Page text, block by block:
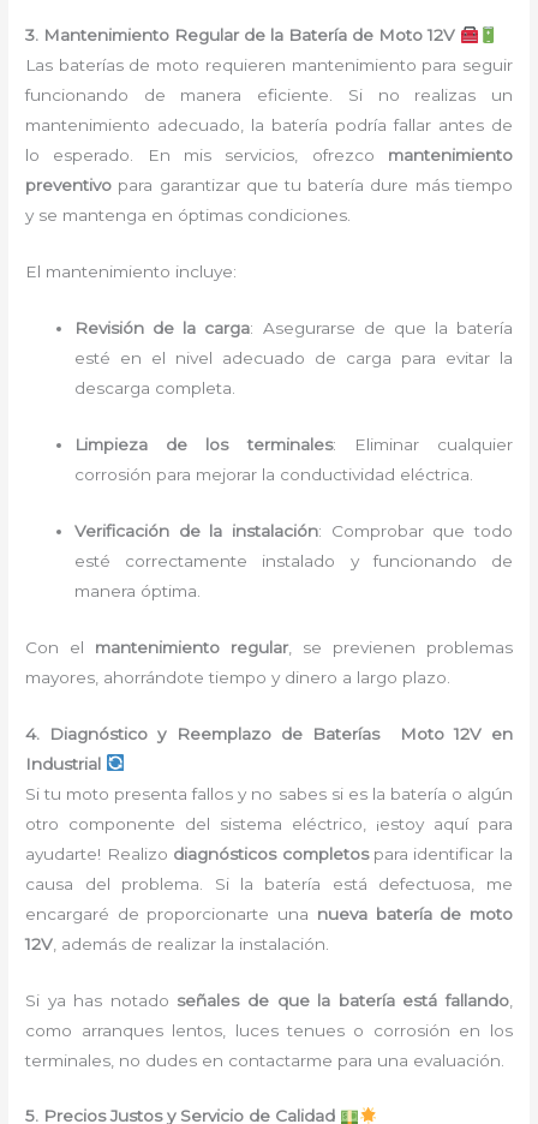
3. Mantenimiento Regular de la Batería de Moto 12V
Las baterías de moto requieren mantenimiento para seguir
funcionando de manera eficiente. Si no realizas un
mantenimiento adecuado, la batería podría fallar antes de
lo esperado. En mis servicios, ofrezco mantenimiento
preventivo para garantizar que tu batería dure más tiempo
y se mantenga en óptimas condiciones.
El mantenimiento incluye:
Revisión de la carga: Asegurarse de que la batería
esté en el nivel adecuado de carga para evitar la
descarga completa.
Limpieza de los terminales: Eliminar cualquier
corrosión para mejorar la conductividad eléctrica.
Verificación de la instalación: Comprobar que todo
esté correctamente instalado y funcionando de
manera óptima.
Con el mantenimiento regular, se previenen problemas
mayores, ahorrándote tiempo y dinero a largo plazo.
4. Diagnóstico y Reemplazo de Baterías Moto 12V en
Industrial
Si tu moto presenta fallos y no sabes si es la batería o algún
otro componente del sistema eléctrico, ¡estoy aquí para
ayudarte! Realizo diagnósticos completospara identificar la
causa del problema. Si la batería está defectuosa, me
encargaré de proporcionarte una nueva batería de moto
12V , además de realizar la instalación.
Si ya has notado señales de que la batería está fallando,
como arranques lentos, luces tenues o corrosión en los
terminales, no dudes en contactarme para una evaluación.
5. Precios Justos y Servicio de Calidad